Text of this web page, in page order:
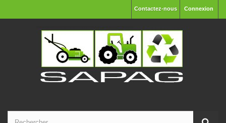
Connexion
Contactez-nous